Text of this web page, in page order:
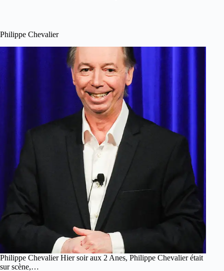
Philippe Chevalier
Philippe Chevalier Hier soir aux 2 Anes, Philippe Chevalier était
sur scène,…